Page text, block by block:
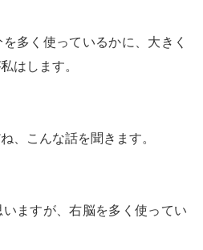
多く使っているかに、大きく
はします。
、こんな話を聞きます。
ますが、右脳を多く使ってい